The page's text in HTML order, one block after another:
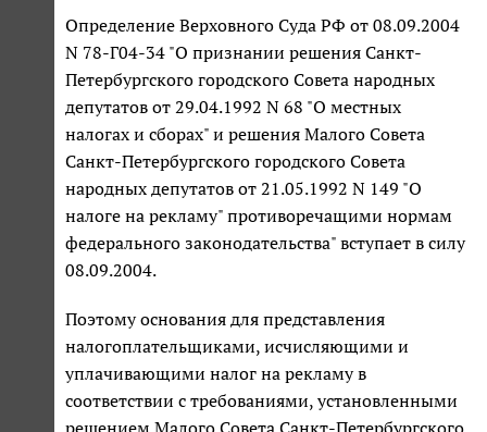
Определение Верховного Суда РФ от 08.09.2004
N 78-Г04-34 "О признании решения Санкт-
Петербургского городского Совета народных
депутатов от 29.04.1992 N 68 "О местных
налогах и сборах" и решения Малого Совета
Санкт-Петербургского городского Совета
народных депутатов от 21.05.1992 N 149 "О
налоге на рекламу" противоречащими нормам
федерального законодательства" вступает в силу
08.09.2004.
Поэтому основания для представления
налогоплательщиками, исчисляющими и
уплачивающими налог на рекламу в
соответствии с требованиями, установленными
решением Малого Совета Санкт-Петербургского